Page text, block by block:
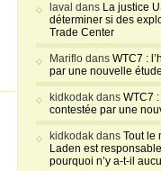
laval dans La justice
déterminer si des
Trade Center
Mariflo dans WTC7 :
par une nouvelle
kidkodak dans WTC7
contestée par une
kidkodak dans Tout le
Laden est
pourquoi n’y a-t-il